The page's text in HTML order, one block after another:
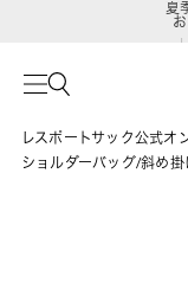
ポ
レスポートサック公式オ
ショルダーバッグ/斜め掛